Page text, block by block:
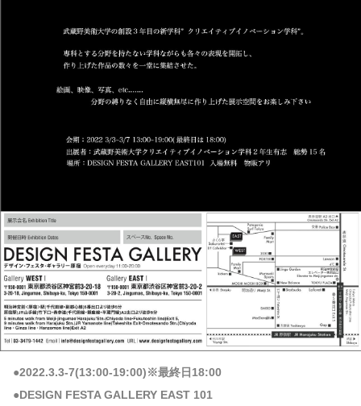
●2022.3.3-7(13:00-19:00)※最終日18:00
●DESIGN FESTA GALLERY EAST 101